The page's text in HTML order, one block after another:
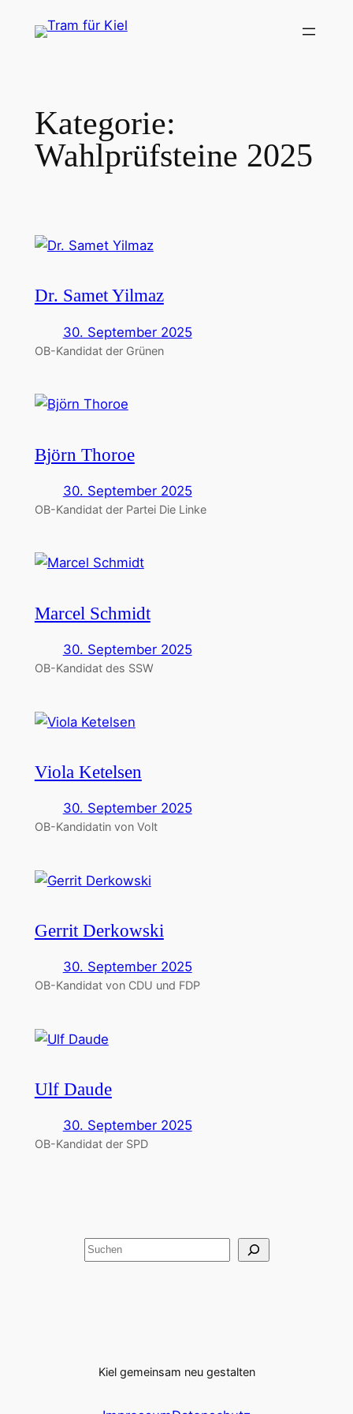
Inhalt
Kategorie:
Wahlprüfsteine 2025
Dr. Samet Yilmaz
30. September 2025
OB-Kandidat der Grünen
Björn Thoroe
30. September 2025
OB-Kandidat der Partei Die Linke
Marcel Schmidt
30. September 2025
OB-Kandidat des SSW
Viola Ketelsen
30. September 2025
OB-Kandidatin von Volt
Gerrit Derkowski
30. September 2025
OB-Kandidat von CDU und FDP
Ulf Daude
30. September 2025
OB-Kandidat der SPD
Suchen
Kiel gemeinsam neu gestalten